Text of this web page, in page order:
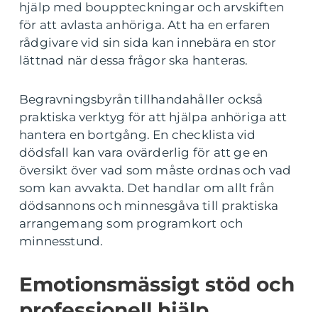
hjälp med bouppteckningar och arvskiften
för att avlasta anhöriga. Att ha en erfaren
rådgivare vid sin sida kan innebära en stor
lättnad när dessa frågor ska hanteras.
Begravningsbyrån tillhandahåller också
praktiska verktyg för att hjälpa anhöriga att
hantera en bortgång. En checklista vid
dödsfall kan vara ovärderlig för att ge en
översikt över vad som måste ordnas och vad
som kan avvakta. Det handlar om allt från
dödsannons och minnesgåva till praktiska
arrangemang som programkort och
minnesstund.
Emotionsmässigt stöd och